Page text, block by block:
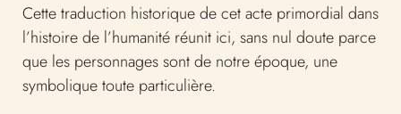
Cette traduction historique de cet acte primordial dans
l’histoire de l’humanité réunit ici, sans nul doute parce
que les personnages sont de notre époque, une
symbolique toute particulière.